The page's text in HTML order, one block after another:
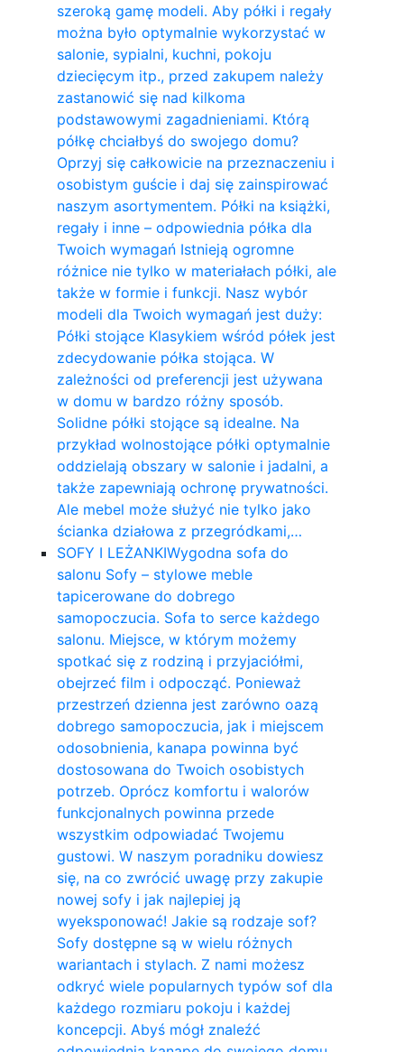
szeroką gamę modeli. Aby półki i regały
można było optymalnie wykorzystać w
salonie, sypialni, kuchni, pokoju
dziecięcym itp., przed zakupem należy
zastanowić się nad kilkoma
podstawowymi zagadnieniami. Którą
półkę chciałbyś do swojego domu?
Oprzyj się całkowicie na przeznaczeniu i
osobistym guście i daj się zainspirować
naszym asortymentem. Półki na książki,
regały i inne – odpowiednia półka dla
Twoich wymagań Istnieją ogromne
różnice nie tylko w materiałach półki, ale
także w formie i funkcji. Nasz wybór
modeli dla Twoich wymagań jest duży:
Półki stojące Klasykiem wśród półek jest
zdecydowanie półka stojąca. W
zależności od preferencji jest używana
w domu w bardzo różny sposób.
Solidne półki stojące są idealne. Na
przykład wolnostojące półki optymalnie
oddzielają obszary w salonie i jadalni, a
także zapewniają ochronę prywatności.
Ale mebel może służyć nie tylko jako
ścianka działowa z przegródkami,…
SOFY I LEŻANKIWygodna sofa do
salonu Sofy – stylowe meble
tapicerowane do dobrego
samopoczucia. Sofa to serce każdego
salonu. Miejsce, w którym możemy
spotkać się z rodziną i przyjaciółmi,
obejrzeć film i odpocząć. Ponieważ
przestrzeń dzienna jest zarówno oazą
dobrego samopoczucia, jak i miejscem
odosobnienia, kanapa powinna być
dostosowana do Twoich osobistych
potrzeb. Oprócz komfortu i walorów
funkcjonalnych powinna przede
wszystkim odpowiadać Twojemu
gustowi. W naszym poradniku dowiesz
się, na co zwrócić uwagę przy zakupie
nowej sofy i jak najlepiej ją
wyeksponować! Jakie są rodzaje sof?
Sofy dostępne są w wielu różnych
wariantach i stylach. Z nami możesz
odkryć wiele popularnych typów sof dla
każdego rozmiaru pokoju i każdej
koncepcji. Abyś mógł znaleźć